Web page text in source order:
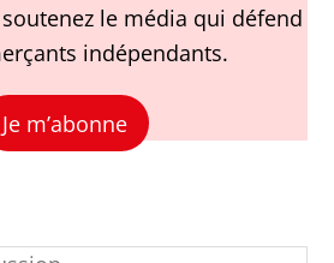
le média qui défend
indépendants.
Je m’abonne